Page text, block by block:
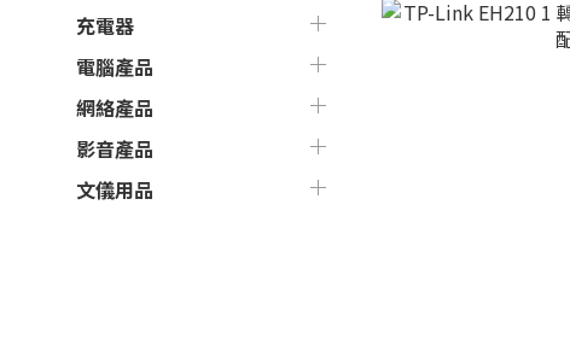
充電器
電腦產品
網絡產品
影音產品
文儀用品